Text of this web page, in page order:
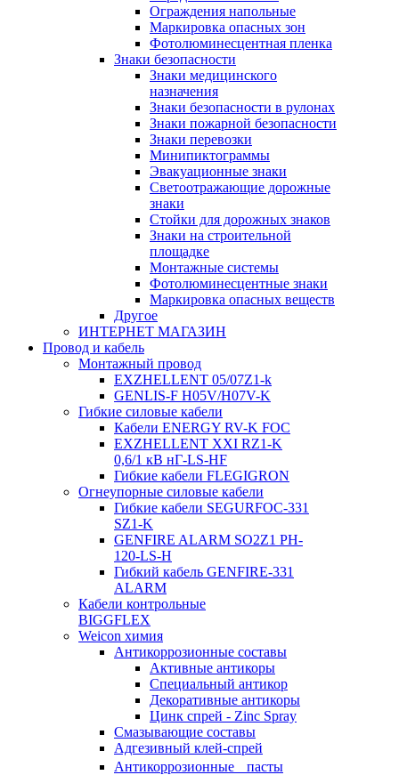
Ограждения напольные
Маркировка опасных зон
Фотолюминесцентная пленка
Знаки безопасности
Знаки медицинского
назначения
Знаки безопасности в рулонах
Знаки пожарной безопасности
Знаки перевозки
Минипиктограммы
Эвакуационные знаки
Светоотражающие дорожные
знаки
Стойки для дорожных знаков
Знаки на строительной
площадке
Монтажные системы
Фотолюминесцентные знаки
Маркировка опасных веществ
Другое
ИНТЕРНЕТ МАГАЗИН
Провод и кабель
Монтажный провод
EXZHELLENT 05/07Z1-k
GENLIS-F Н05V/H07V-K
Гибкие силовые кабели
Кабели ENERGY RV-K FOC
EXZHELLENT XXI RZ1-K
0,6/1 кВ нГ-LS-HF
Гибкие кабели FLEGIGRON
Огнеупорные силовые кабели
Гибкие кабели SEGURFOC-331
SZ1-K
GENFIRE ALARM SO2Z1 PH-
120-LS-H
Гибкий кабель GENFIRE-331
ALARM
Кабели контрольные
BIGGFLEX
Weicon химия
Антикоррозионные составы
Активные антикоры
Специальный антикор
Декоративные антикоры
Цинк спрей - Zinc Spray
Смазывающие составы
Адгезивный клей-спрей
Антикоррозионные пасты